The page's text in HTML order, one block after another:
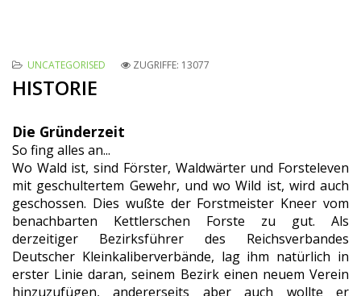
UNCATEGORISED ZUGRIFFE: 13077
HISTORIE
Die Gründerzeit
So fing alles an...
Wo Wald ist, sind Förster, Waldwärter und Forsteleven
mit geschultertem Gewehr, und wo Wild ist, wird auch
geschossen. Dies wußte der Forstmeister Kneer vom
benachbarten Kettlerschen Forste zu gut. Als
derzeitiger Bezirksführer des Reichsverbandes
Deutscher Kleinkaliberverbände, lag ihm natürlich in
erster Linie daran, seinem Bezirk einen neuem Verein
hinzuzufügen, andererseits aber auch wollte er